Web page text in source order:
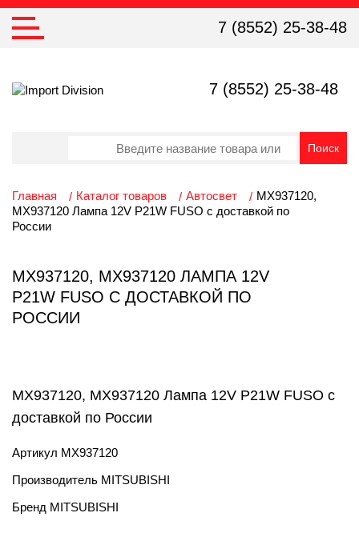
7 (8552) 25-38-48
7 (8552) 25-38-48
Главная Каталог товаров Автосвет
MX937120,
MX937120 Лампа 12V P21W FUSO с доставкой по
России
MX937120, MX937120 ЛАМПА 12V
P21W FUSO С ДОСТАВКОЙ ПО
РОССИИ
MX937120, MX937120 Лампа 12V P21W FUSO с
доставкой по России
Артикул MX937120
Производитель MITSUBISHI
Бренд MITSUBISHI